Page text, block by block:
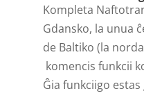
Kompleta
Gdansko, la unua
de Baltiko (la
komencis funkcii
Ĝia funkciigo